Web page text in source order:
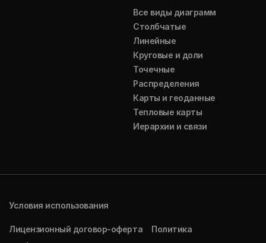
Все виды диаграмм
Столбчатые
Линейные
Круговые и доли
Точечные
Распределения
Карты и геоданные
Тепловые карты
Иерархии и связи
Условия использования
Лицензионный договор-оферта
Политика